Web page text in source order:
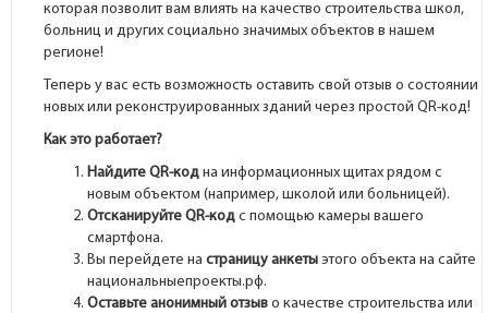
которая позволит вам влиять на качество строительства школ,
больниц и других социально значимых объектов в нашем
регионе!
Теперь у вас есть возможность оставить свой отзыв о состоянии
новых или реконструированных зданий через простой QR-код!
Как это работает?
Найдите QR-код на информационных щитах рядом с
новым объектом (например, школой или больницей).
Отсканируйте QR-код с помощью камеры вашего
смартфона.
Вы перейдете настраницу анкеты этого объекта на сайте
национальныепроекты.рф.
Оставьте анонимный отзыв о качестве строительства или